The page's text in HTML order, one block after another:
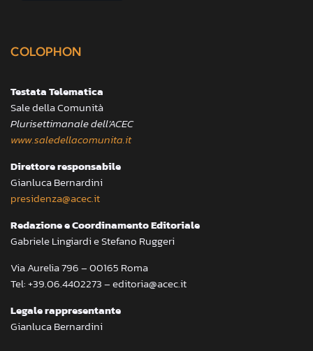
COLOPHON
Testata Telematica
Sale della Comunità
Plurisettimanale dell’ACEC
www.saledellacomunita.it
Direttore responsabile
Gianluca Bernardini
presidenza@acec.it
Redazione e Coordinamento Editoriale
Gabriele Lingiardi e Stefano Ruggeri
Via Aurelia 796 – 00165 Roma
Tel: +39.06.4402273 – editoria@acec.it
Legale rappresentante
Gianluca Bernardini